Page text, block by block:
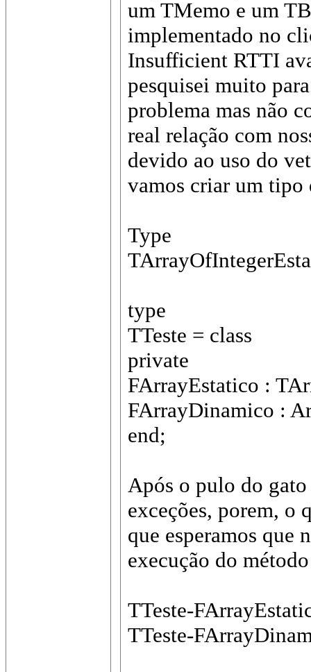
um TMemo e um
implementado no
Insufficient RTTI
pesquisei muito
problema mas não
real relação com
devido ao uso do
vamos criar um tipo
Type
type
TTeste = class
private
FArrayEstatico :
FArrayDinamico :
end;
Após o pulo do
exceções, porem, o
que esperamos que
execução do
TTeste-
TTeste-